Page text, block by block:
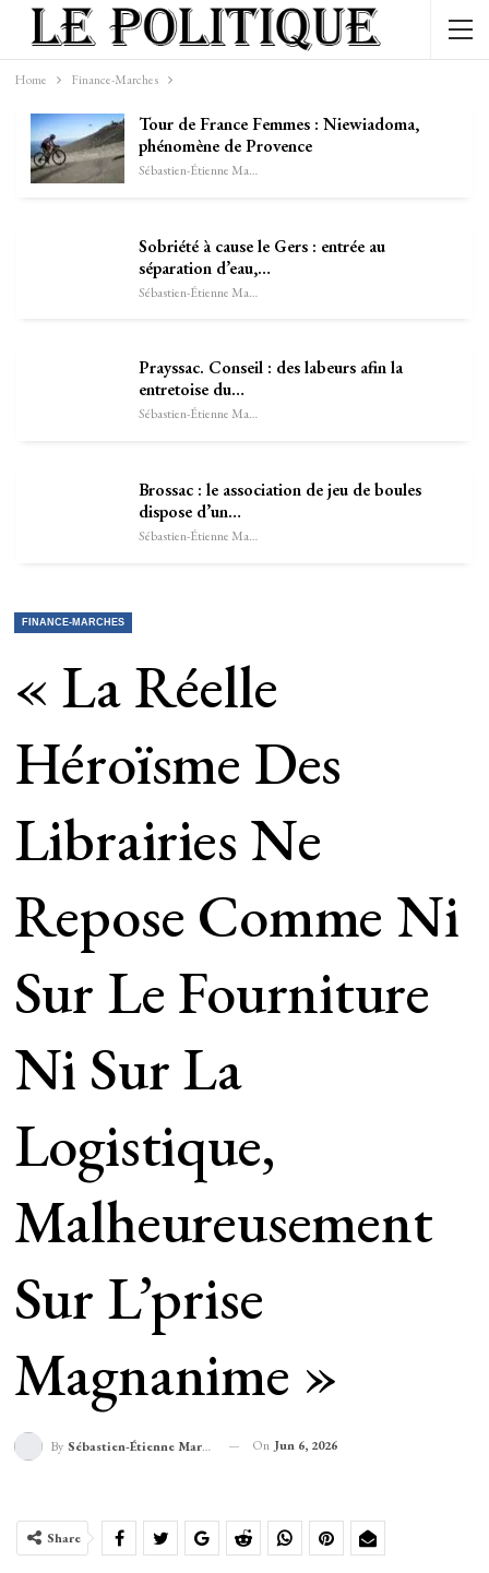
Home Finance-Marches
Tour de France Femmes : Niewiadoma,
phénomène de Provence
Sébastien-Étienne Marechal
Sobriété à cause le Gers : entrée au
séparation d’eau,…
Sébastien-Étienne Marechal
Prayssac. Conseil : des labeurs afin la
entretoise du…
Sébastien-Étienne Marechal
Brossac : le association de jeu de boules
dispose d’un…
Sébastien-Étienne Marechal
FINANCE-MARCHES
« La Réelle
Héroïsme Des
Librairies Ne
Repose Comme Ni
Sur Le Fourniture
Ni Sur La
Logistique,
Malheureusement
Sur L’prise
Magnanime »
By Sébastien-Étienne Marechal On Jun 6, 2026
Share